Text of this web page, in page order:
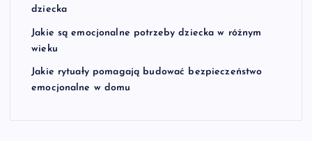
dziecka
Jakie są emocjonalne potrzeby dziecka w różnym
wieku
Jakie rytuały pomagają budować bezpieczeństwo
emocjonalne w domu